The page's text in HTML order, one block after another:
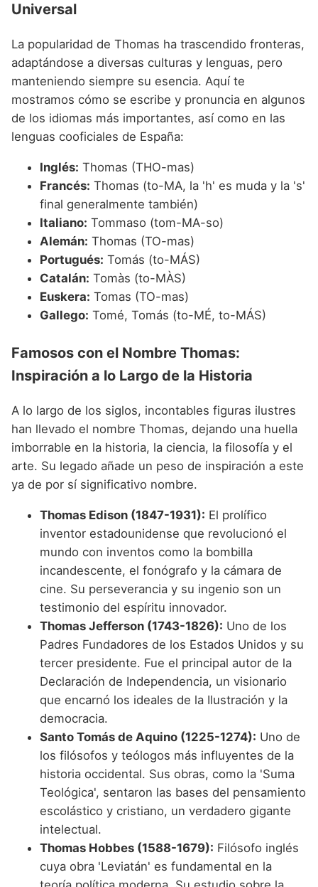
Universal
La popularidad de Thomas ha trascendido fronteras,
adaptándose a diversas culturas y lenguas, pero
manteniendo siempre su esencia. Aquí te
mostramos cómo se escribe y pronuncia en algunos
de los idiomas más importantes, así como en las
lenguas cooficiales de España:
Inglés: Thomas (THO-mas)
Francés: Thomas (to-MA, la 'h' es muda y la 's'
final generalmente también)
Italiano: Tommaso (tom-MA-so)
Alemán: Thomas (TO-mas)
Portugués: Tomás (to-MÁS)
Catalán: Tomàs (to-MÀS)
Euskera: Tomas (TO-mas)
Gallego: Tomé, Tomás (to-MÉ, to-MÁS)
Famosos con el Nombre Thomas:
Inspiración a lo Largo de la Historia
A lo largo de los siglos, incontables figuras ilustres
han llevado el nombre Thomas, dejando una huella
imborrable en la historia, la ciencia, la filosofía y el
arte. Su legado añade un peso de inspiración a este
ya de por sí significativo nombre.
Thomas Edison (1847-1931): El prolífico
inventor estadounidense que revolucionó el
mundo con inventos como la bombilla
incandescente, el fonógrafo y la cámara de
cine. Su perseverancia y su ingenio son un
testimonio del espíritu innovador.
Thomas Jefferson (1743-1826): Uno de los
Padres Fundadores de los Estados Unidos y su
tercer presidente. Fue el principal autor de la
Declaración de Independencia, un visionario
que encarnó los ideales de la Ilustración y la
democracia.
Santo Tomás de Aquino (1225-1274): Uno de
los filósofos y teólogos más influyentes de la
historia occidental. Sus obras, como la 'Suma
Teológica', sentaron las bases del pensamiento
escolástico y cristiano, un verdadero gigante
intelectual.
Thomas Hobbes (1588-1679): Filósofo inglés
cuya obra 'Leviatán' es fundamental en la